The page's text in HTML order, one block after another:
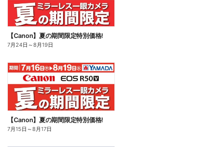
【Canon】夏の期間限定特別価格!
7月24日 ～8月19日
【Canon】夏の期間限定特別価格!
7月15日 ～8月17日